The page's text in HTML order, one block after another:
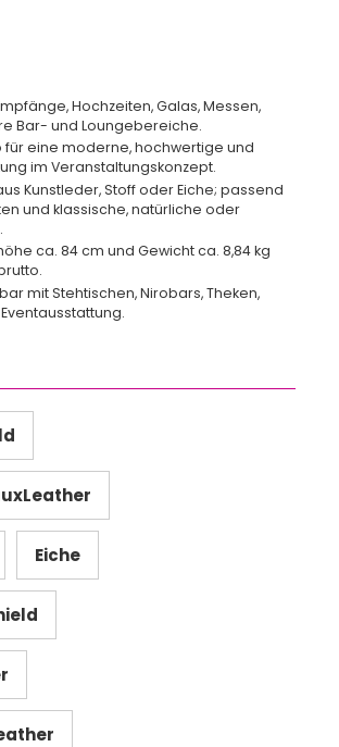
Hochzeiten, Galas, Messen,
Bar- und Loungebereiche.
für eine moderne, hochwertige und
im Veranstaltungskonzept.
Kunstleder, Stoff oder Eiche; passend
und klassische, natürliche oder
ca. 84 cm und Gewicht ca. 8,84 kg
mit Stehtischen, Nirobars, Theken,
Eiche